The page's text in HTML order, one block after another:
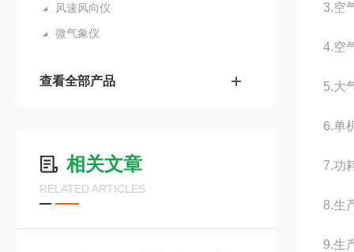
风速风向仪
微气象仪
查看全部产品
相关文章
RELATED ARTICLES
3.空
4.空
5.大
6.单
7.功
8.生
9.生